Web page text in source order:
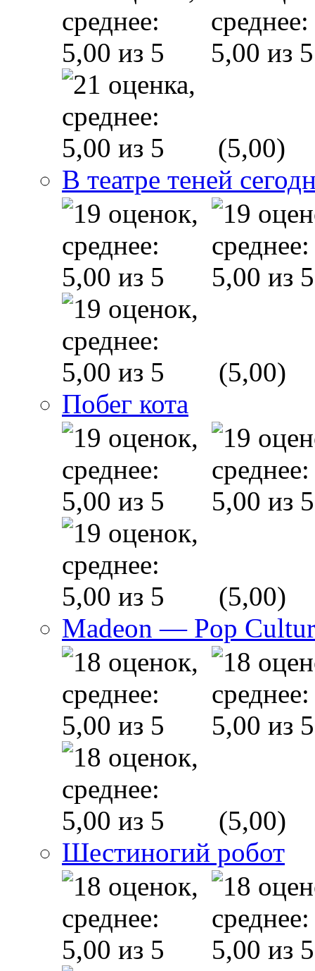
(5,00)
В театре теней
(5,00)
Побег кота
(5,00)
Madeon — Pop
(5,00)
Шестиногий робот